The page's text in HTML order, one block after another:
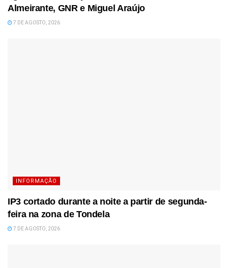
Almeirante, GNR e Miguel Araújo
7 DE AGOSTO, 2026
INFORMAÇÃO
IP3 cortado durante a noite a partir de segunda-
feira na zona de Tondela
7 DE AGOSTO, 2026